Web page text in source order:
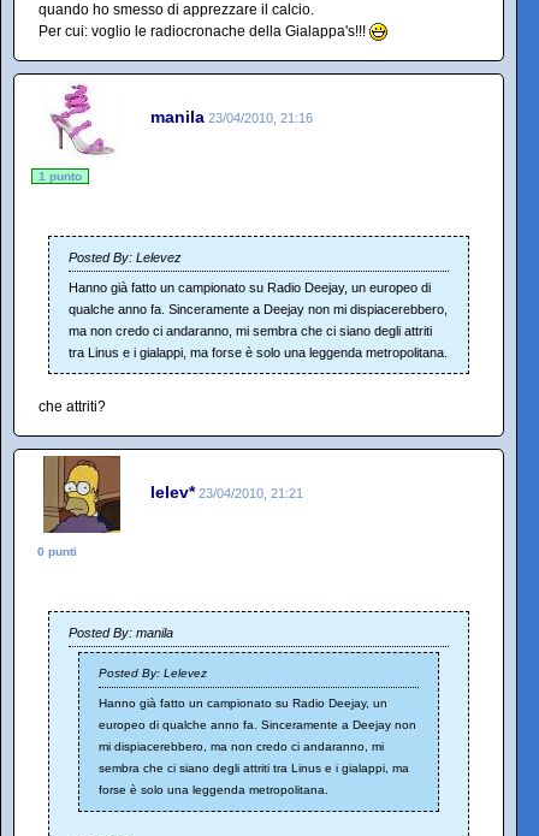
quando ho smesso di apprezzare il calcio.
Per cui: voglio le radiocronache della Gialappa's!!!
manila 23/04/2010, 21:16
1 punto
Posted By: Lelevez
Hanno già fatto un campionato su Radio Deejay, un europeo di
qualche anno fa. Sinceramente a Deejay non mi dispiacerebbero,
ma non credo ci andaranno, mi sembra che ci siano degli attriti
tra Linus e i gialappi, ma forse è solo una leggenda metropolitana.
che attriti?
lelev* 23/04/2010, 21:21
0 punti
Posted By: manila
Posted By: Lelevez
Hanno già fatto un campionato su Radio Deejay, un
europeo di qualche anno fa. Sinceramente a Deejay non
mi dispiacerebbero, ma non credo ci andaranno, mi
sembra che ci siano degli attriti tra Linus e i gialappi, ma
forse è solo una leggenda metropolitana.